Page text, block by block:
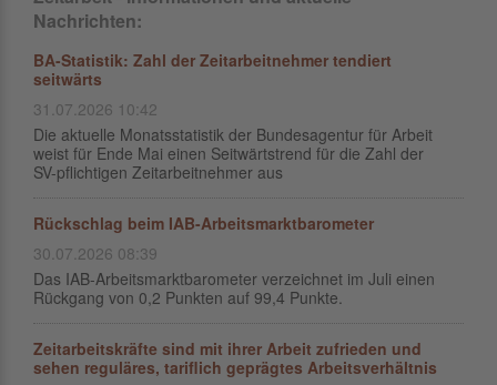
Nachrichten:
BA-Statistik: Zahl der Zeitarbeitnehmer tendiert
seitwärts
31.07.2026 10:42
Die aktuelle Monatsstatistik der Bundesagentur für Arbeit
weist für Ende Mai einen Seitwärtstrend für die Zahl der
SV-pflichtigen Zeitarbeitnehmer aus
Rückschlag beim IAB-Arbeitsmarktbarometer
30.07.2026 08:39
Das IAB-Arbeitsmarktbarometer verzeichnet im Juli einen
Rückgang von 0,2 Punkten auf 99,4 Punkte.
Zeitarbeitskräfte sind mit ihrer Arbeit zufrieden und
sehen reguläres, tariflich geprägtes Arbeitsverhältnis